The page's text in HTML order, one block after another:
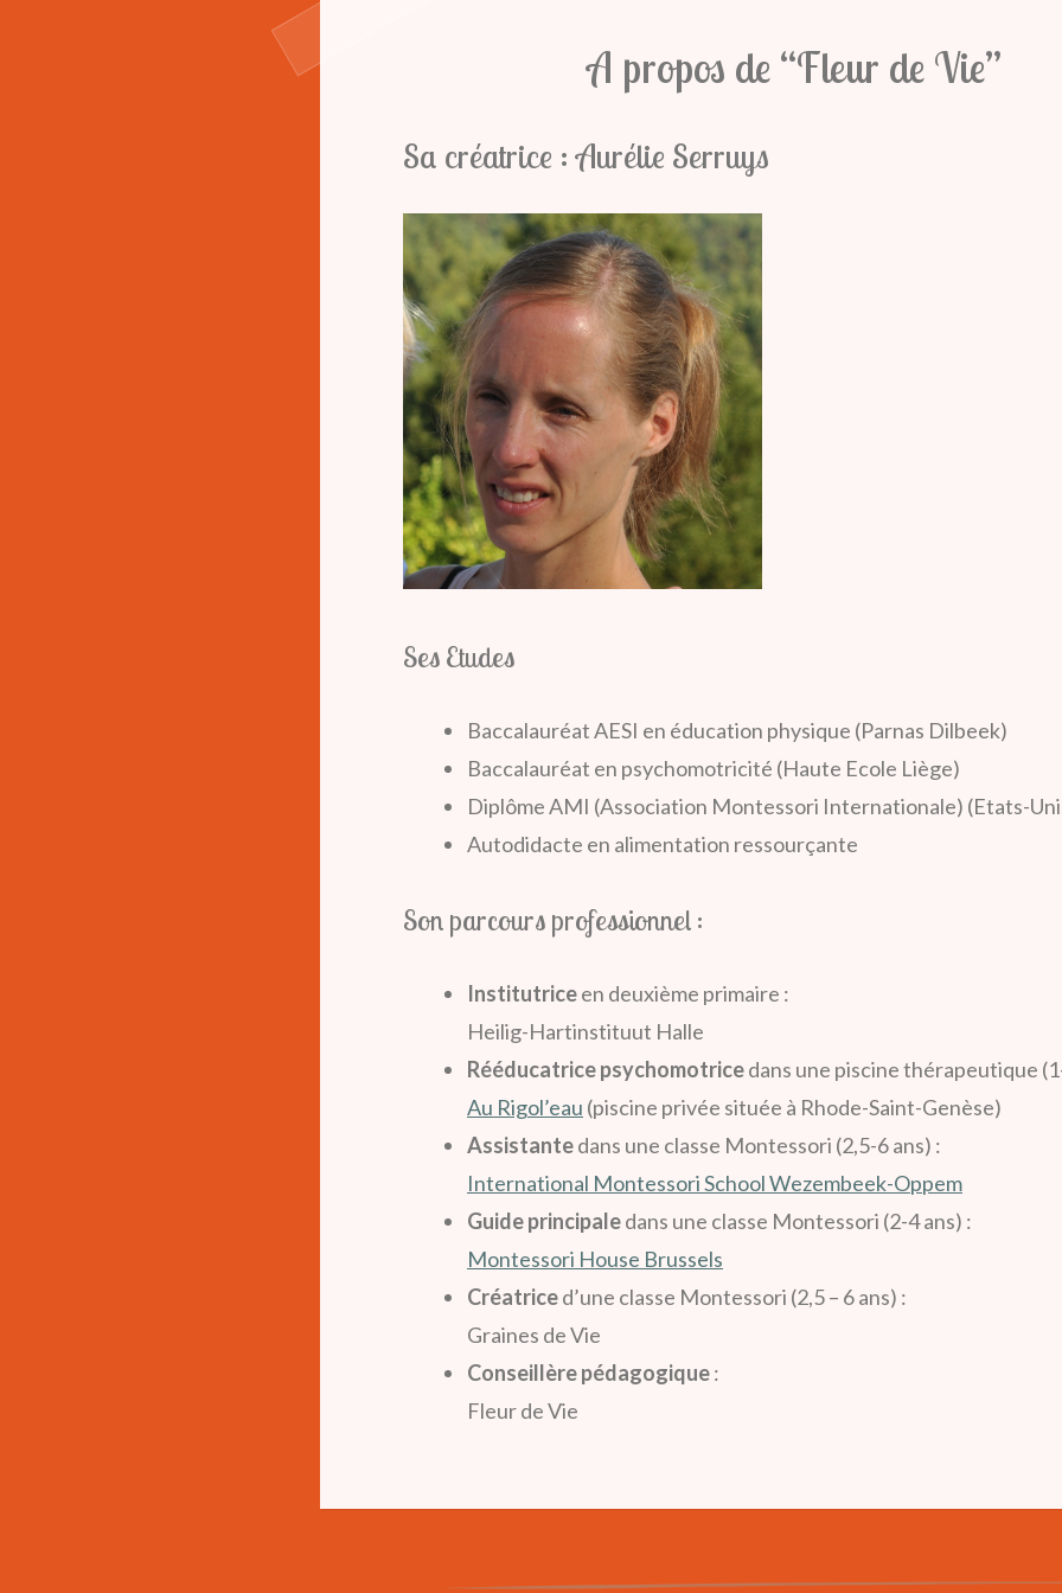
A propos de “Fleur de Vie”
Sa créatrice : Aurélie Serruys
Ses Etudes
Baccalauréat AESI en éducation physique (Parnas Dilbeek)
Baccalauréat en psychomotricité (Haute Ecole Liège)
Diplôme AMI (Association Montessori Internationale) (Etats-
Autodidacte en alimentation ressourçante
Son parcours professionnel :
Institutriceen deuxième primaire :
Heilig-Hartinstituut Halle
Rééducatrice psychomotricedans une piscine thérapeutique
Au Rigol’eau (piscine privée située à Rhode-Saint-Genèse)
Assistantedans une classe Montessori (2,5-6 ans) :
International Montessori School Wezembeek-Oppem
Guide principaledans une classe Montessori (2-4 ans) :
Montessori House Brussels
Créatriced’une classe Montessori (2,5 – 6 ans) :
Graines de Vie
Conseillère pédagogique:
Fleur de Vie